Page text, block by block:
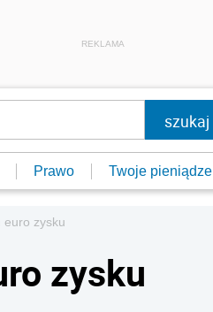
REKLAMA
Prawo Twoje pieniądze
euro zysku
zysku